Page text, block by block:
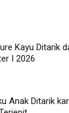
Kayu Ditarik
I 2026
Anak Ditarik